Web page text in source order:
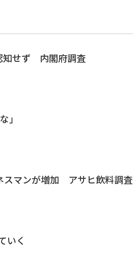
知せず 内閣府調査
」
スマンが増加 アサヒ飲料調査
いく